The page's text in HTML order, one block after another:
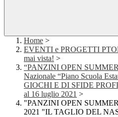
Home >
EVENTI e PROGETTI
mai vista! >
“PANZINI OPEN
Nazionale “Piano Scuola
GIOCHI E DI SFIDE
al 16 luglio 2021 >
"PANZINI OPEN
2021 "IL TAGLIO DEL